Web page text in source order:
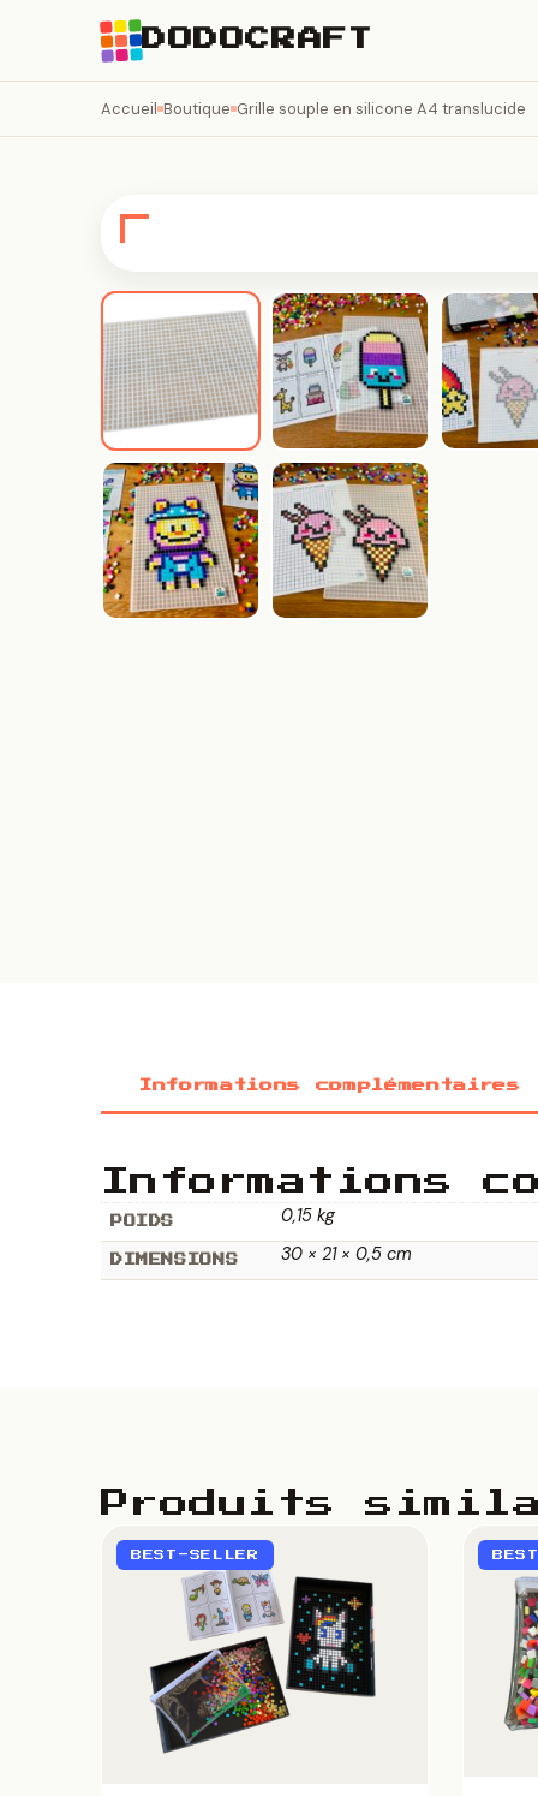
DODOCRAFT
Accueil Boutique Grille souple en silicone A4 translucide
Informations complémentaires
Informations
POIDS 0,15 kg
DIMENSIONS 30 × 21 × 0,5 cm
Produits
BEST-SELLER